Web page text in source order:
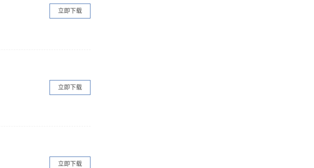
立即下载
立即下载
立即下载